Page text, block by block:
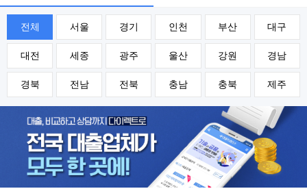
전체 서울 경기 인천 부산 대구
대전 세종 광주 울산 강원 경남
경북 전남 전북 충남 충북 제주